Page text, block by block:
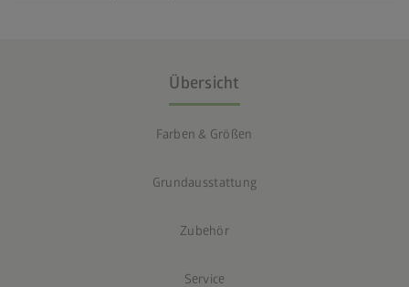
Übersicht
Farben & Größen
Grundausstattung
Zubehör
Service